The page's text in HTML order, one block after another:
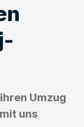
Umzug
uns